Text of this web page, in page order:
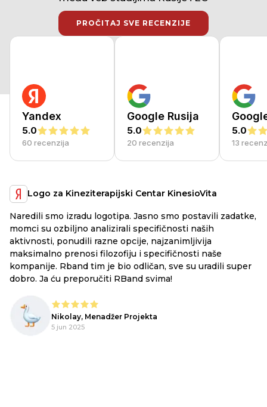
PROČITAJ SVE RECENZIJE
PROČITAJ SVE RECENZIJE
Yandex
5.0
60 recenzija
Google Rusija
5.0
20 recenzija
5.0
13
Logo za Kineziterapijski Centar KinesioVita
Naredili smo izradu logotipa. Jasno smo postavili zadatke,
momci su ozbiljno analizirali specifičnosti naših
aktivnosti, ponudili razne opcije, najzanimljivija
maksimalno prenosi filozofiju i specifičnosti naše
kompanije. Rband tim je bio odličan, sve su uradili super
dobro. Ja ću preporučiti RBand svima!
Nikolay, Menadžer Projekta
5 jun 2025